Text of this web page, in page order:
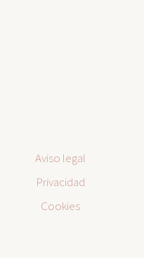
Aviso legal
Privacidad
Cookies